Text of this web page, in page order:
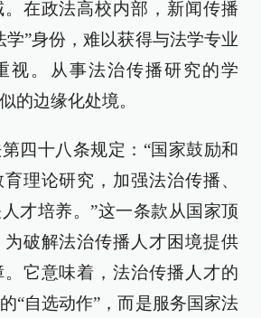
在政法高校内部，新闻传播
学”身份，难以获得与法学专业
视。从事法治传播研究的学
的边缘化处境。
四十八条规定：“国家鼓励和
理论研究，加强法治传播、
才培养。”这一条款从国家顶
破解法治传播人才困境提供
它意味着，法治传播人才的
“自选动作”，而是服务国家法